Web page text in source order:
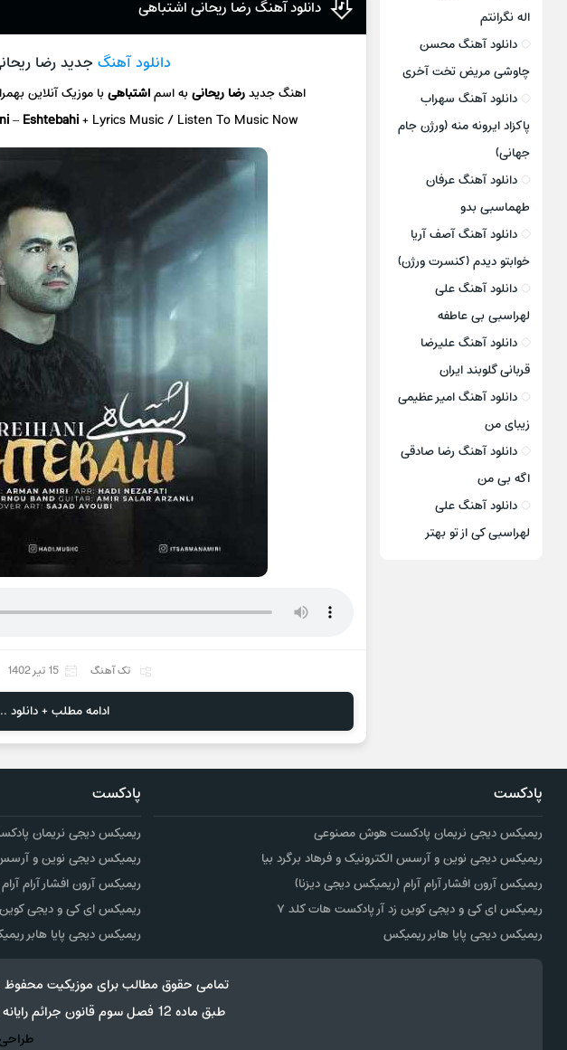
دانلود آهنگ رضا ریحانی اشتباهی
دانلود آهنگ جدید رضا
اهنگ جدیدرضا ریحانیبه اسماشتباهیبا موزیک آنلاین
–Eshtebahi+ Lyrics Music / Listen To Music Now
تک آهنگ 15 تیر 1402
ادامه مطلب + دانلود
اله نگرانتم
دانلود آهنگ محسن
چاوشی مریض تخت آخری
دانلود آهنگ سهراب
پاکزاد ایرونه منه (ورژن جام
جهانی)
دانلود آهنگ عرفان
طهماسبی بدو
دانلود آهنگ آصف آریا
خوابتو دیدم (کنسرت ورژن)
دانلود آهنگ علی
لهراسبی بی عاطفه
دانلود آهنگ علیرضا
قربانی گلوبند ایران
دانلود آهنگ امیر عظیمی
زیبای من
دانلود آهنگ رضا صادقی
اگه بی من
دانلود آهنگ علی
لهراسبی کی از تو ‌بهتر
پادکست
ریمیکس دیجی نریمان پادکست هوش مصنوعی
ریمیکس دیجی نوین و آرسس الکترونیک و فرهاد برگرد بیا
ریمیکس آرون افشار آرام آرام (ریمیکس دیجی دیزنا)
ریمیکس ای کی و دیجی کوین زد آر پادکست هات کلد ۷
ریمیکس دیجی پایا هابر ریمیکس
پادکست
ریمیکس دیجی نریمان
ریمیکس دیجی نوین و آرسس
ریمیکس آرون افشار آرام
ریمیکس ای کی و دیجی کوین
ریمیکس دیجی پایا هابر
تمامی حقوق مطالب برای موزیکیت
طبق ماده 12 فصل سوم قانون جرائم رایانه ای کپی برداری از قالب و محتوا پیگرد قانونی خواهد داشت.